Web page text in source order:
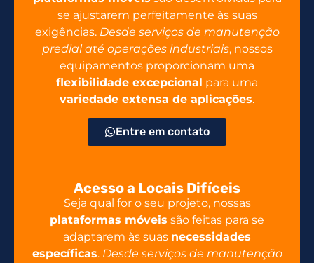
se ajustarem perfeitamente às suas
exigências. Desde serviços de manutenção
predial até operações industriais, nossos
equipamentos proporcionam uma
flexibilidade excepcional para uma
variedade extensa de aplicações.
Entre em contato
Acesso a Locais Difíceis
Seja qual for o seu projeto, nossas
plataformas móveis são feitas para se
adaptarem às suas necessidades
específicas. Desde serviços de manutenção